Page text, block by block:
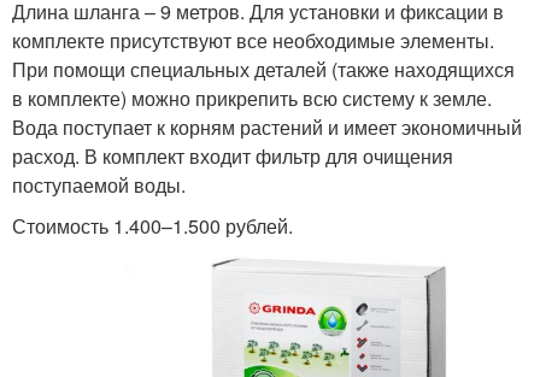
Длина шланга – 9 метров. Для установки и фиксации в
комплекте присутствуют все необходимые элементы.
При помощи специальных деталей (также находящихся
в комплекте) можно прикрепить всю систему к земле.
Вода поступает к корням растений и имеет экономичный
расход. В комплект входит фильтр для очищения
поступаемой воды.
Стоимость 1.400–1.500 рублей.